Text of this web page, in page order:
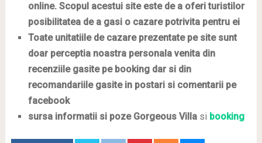
online. Scopul acestui site este de a oferi turistilor
posibilitatea de a gasi o cazare potrivita pentru ei
Toate unitatiile de cazare prezentate pe site sunt
doar perceptia noastra personala venita din
recenziile gasite pe booking dar si din
recomandariile gasite in postari si comentarii pe
facebook
sursa informatii si poze Gorgeous Villasi booking